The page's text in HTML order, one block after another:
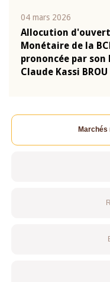
04 mars 2026
Allocution
Monétaire de la
prononcée par son
Claude Kassi BROU